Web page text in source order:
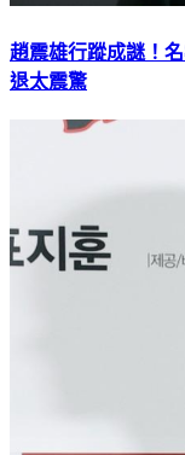
趙震雄行蹤成謎！
退太震驚